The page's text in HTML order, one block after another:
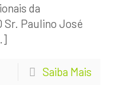
da
Sr. Paulino José
Saiba Mais